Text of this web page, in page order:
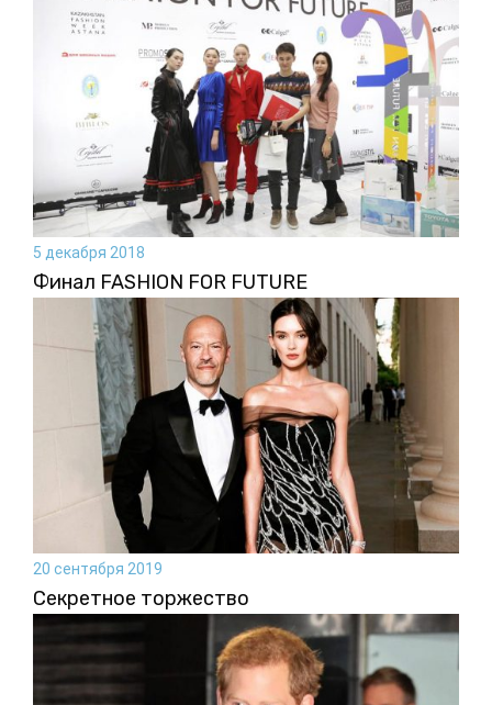
5 декабря 2018
Финал FASHION FOR FUTURE
20 сентября 2019
Секретное торжество